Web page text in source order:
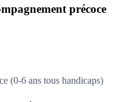
précoce
(0-6 ans tous handicaps)